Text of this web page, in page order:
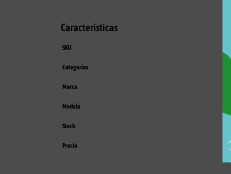
Características
SKU
Categorías
Marca
Modelo
Stock
Precio